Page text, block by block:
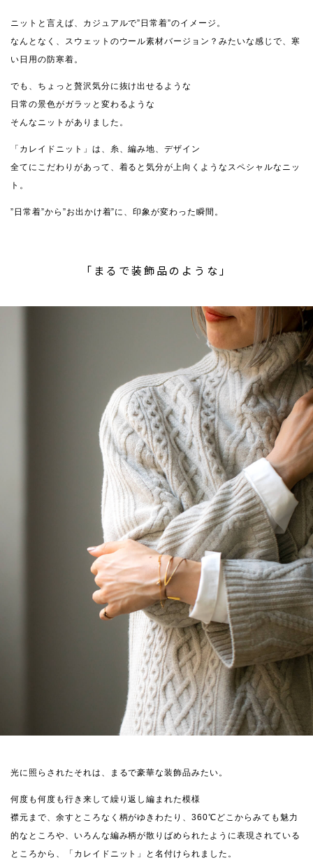
ニットと言えば、カジュアルで”日常着”のイメージ。
なんとなく、スウェットのウール素材バージョン？みたいな感じで、寒
い日用の防寒着。
でも、ちょっと贅沢気分に抜け出せるような
日常の景色がガラッと変わるような
そんなニットがありました。
「カレイドニット」は、糸、編み地、デザイン
全てにこだわりがあって、着ると気分が上向くようなスペシャルなニッ
ト。
”日常着”から”お出かけ着”に、印象が変わった瞬間。
「まるで装飾品のような」
光に照らされたそれは、まるで豪華な装飾品みたい。
何度も何度も行き来して繰り返し編まれた模様
襟元まで、余すところなく柄がゆきわたり、360℃どこからみても魅力
的なところや、いろんな編み柄が散りばめられたように表現されている
ところから、「カレイドニット」と名付けられました。